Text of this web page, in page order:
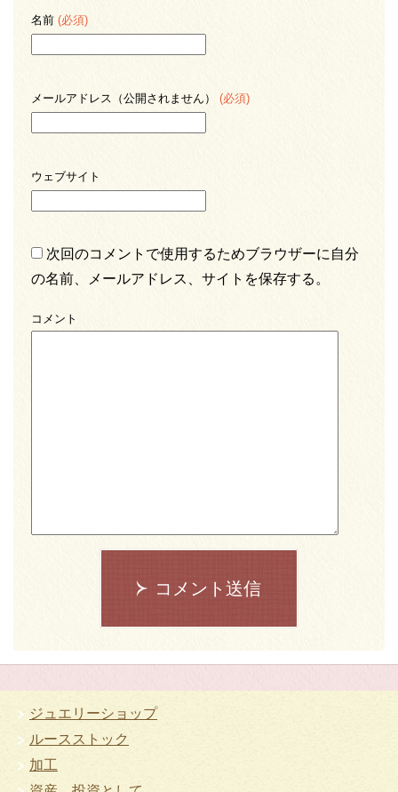
名前 (必須)
メールアドレス（公開されません） (必須)
ウェブサイト
次回のコメントで使用するためブラウザーに自分
の名前、メールアドレス、サイトを保存する。
コメント
コメント送信
ジュエリーショップ
ルースストック
加工